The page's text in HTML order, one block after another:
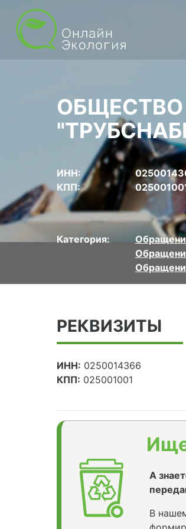
ОБЩЕСТВО
ИНН:
КПП:
Категория:
РЕКВИЗИТЫ
ИНН: 0250014366
КПП: 025001001
А
В